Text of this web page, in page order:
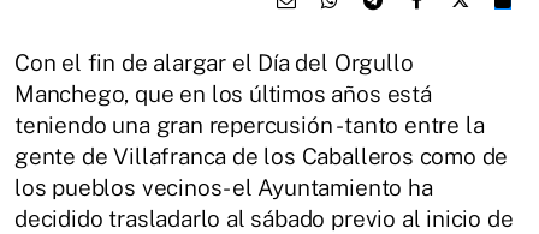
Con el fin de alargar el Día del Orgullo
Manchego, que en los últimos años está
teniendo una gran repercusión -tanto entre la
gente de Villafranca de los Caballeros como de
los pueblos vecinos- el Ayuntamiento ha
decidido trasladarlo al sábado previo al inicio de